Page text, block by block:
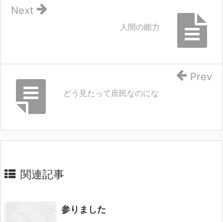
人間の能力
Next
どう見たって庶民なのにな
Prev
関連記事
参りました